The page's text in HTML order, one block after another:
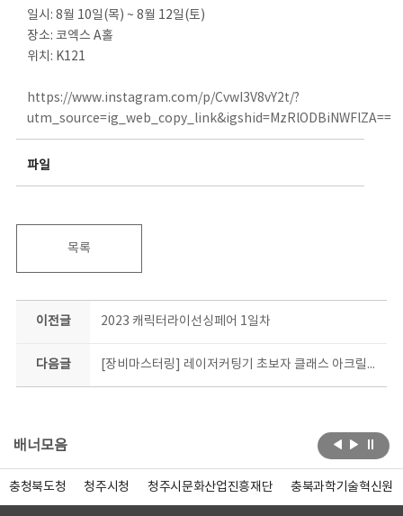
일시: 8월 10일(목) ~ 8월 12일(토)
장소: 코엑스 A홀
위치: K121
https://www.instagram.com/p/CvwI3V8vY2t/?
utm_source=ig_web_copy_link&igshid=MzRlODBiNWFlZA==
파일
목록
이전글 2023 캐릭터라이선싱페어 1일차
다음글 [장비마스터링] 레이저커팅기 초보자 클래스 아크릴키링 제작 체험 현장!
배너모음
충청북도청 청주시청 청주시문화산업진흥재단 충북과학기술혁신원